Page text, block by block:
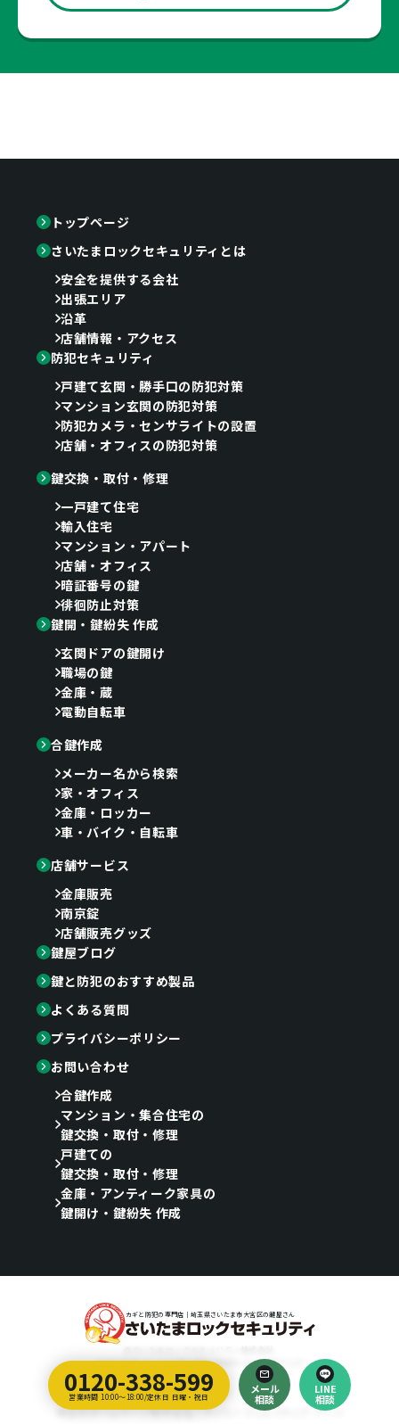
0120-338-599
営業時間 10:00～18:00/定休日 日曜・祝日
メール
相談
LINE
相談
トップページ
さいたまロックセキュリティとは
安全を提供する会社
出張エリア
沿革
店舗情報・アクセス
防犯セキュリティ
戸建て玄関・勝手口の防犯対策
マンション玄関の防犯対策
防犯カメラ・センサライトの設置
店舗・オフィスの防犯対策
鍵交換・取付・修理
一戸建て住宅
輸入住宅
マンション・アパート
店舗・オフィス
暗証番号の鍵
徘徊防止対策
鍵開・鍵紛失 作成
玄関ドアの鍵開け
職場の鍵
金庫・蔵
電動自転車
合鍵作成
メーカー名から検索
家・オフィス
金庫・ロッカー
車・バイク・自転車
店舗サービス
金庫販売
南京錠
店舗販売グッズ
鍵屋ブログ
鍵と防犯のおすすめ製品
よくある質問
プライバシーポリシー
お問い合わせ
合鍵作成
マンション・集合住宅の
鍵交換・取付・修理
戸建ての
鍵交換・取付・修理
金庫・アンティーク家具の
鍵開け・鍵紛失 作成
カギと防犯の専門店｜埼玉県さいたま市大宮区の鍵屋さん
〒330-0846 さいたま市大宮区大門町3-22-3三協ビル1F
Designed by
埼玉のホームページ制作会社｜ティラノ・クリエイティブ・アーツ